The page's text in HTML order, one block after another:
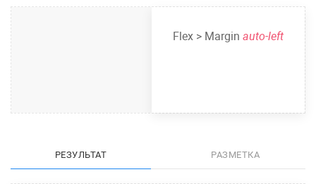
Flex > Margin auto-left
РЕЗУЛЬТАТ РАЗМЕТКА